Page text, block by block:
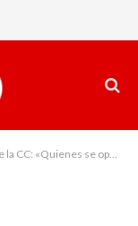
se oponen a la transparencia»